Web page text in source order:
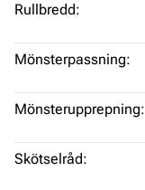
Rullbredd:
Mönsterpassning:
Mönsterupprepning:
Skötselråd: